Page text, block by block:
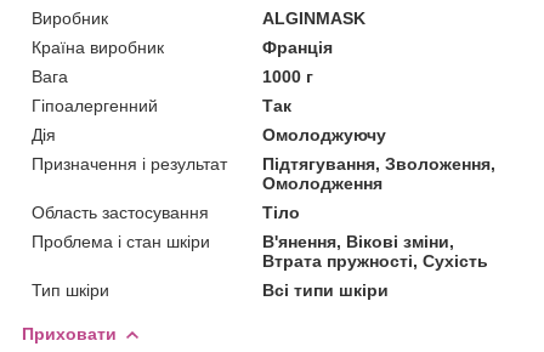
Виробник
ALGINMASK
Країна виробник
Франція
Вага
1000 г
Гіпоалергенний
Так
Дія
Омолоджуючу
Призначення і результат
Підтягування, Зволоження,
Омолодження
Область застосування
Тіло
Проблема і стан шкіри
В'янення, Вікові зміни,
Втрата пружності, Сухість
Тип шкіри
Всі типи шкіри
Приховати